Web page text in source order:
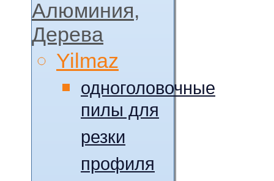
Алюминия,
Дерева
Yilmaz
одноголовочные
пилы для
резки
профиля